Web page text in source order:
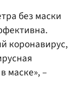
без маски
коронавирус,
маске», –